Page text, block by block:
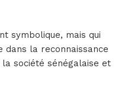
symbolique, mais qui
dans la reconnaissance
société sénégalaise et